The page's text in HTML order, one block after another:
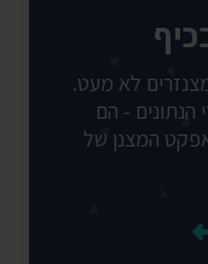
לא מעט.
- הם
המצנן של